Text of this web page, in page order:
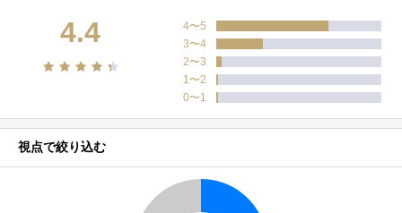
4.4
4〜5
3〜4
2〜3
1〜2
0〜1
視点で絞り込む